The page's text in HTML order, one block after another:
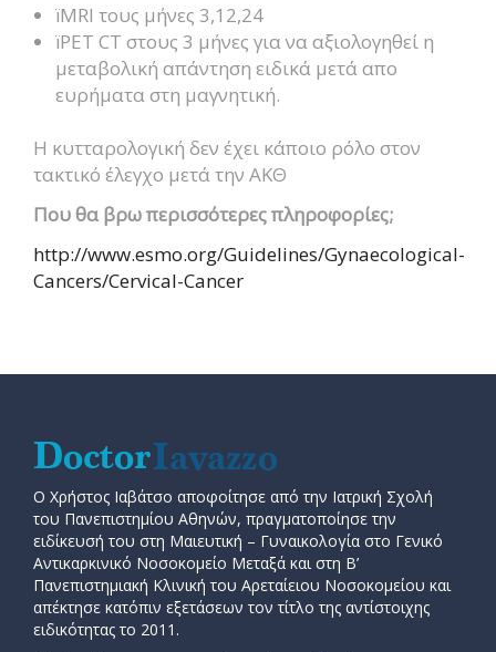
ïMRI τους μήνες 3,12,24
ïPET CT στους 3 μήνες για να αξιολογηθεί η
μεταβολική απάντηση ειδικά μετά απο
ευρήματα στη μαγνητική.
Η κυτταρολογική δεν έχει κάποιο ρόλο στον
τακτικό έλεγχο μετά την ΑΚΘ
Που θα βρω περισσότερες πληροφορίες;
http://www.esmo.org/Guidelines/Gynaecological-
Cancers/Cervical-Cancer
Ο Χρήστος Ιαβάτσο αποφοίτησε από την Ιατρική Σχολή
του Πανεπιστημίου Αθηνών, πραγματοποίησε την
ειδίκευσή του στη Μαιευτική – Γυναικολογία στο Γενικό
Αντικαρκινικό Νοσοκομείο Μεταξά και στη Β’
Πανεπιστημιακή Κλινική του Αρεταίειου Νοσοκομείου και
απέκτησε κατόπιν εξετάσεων τον τίτλο της αντίστοιχης
ειδικότητας το 2011.